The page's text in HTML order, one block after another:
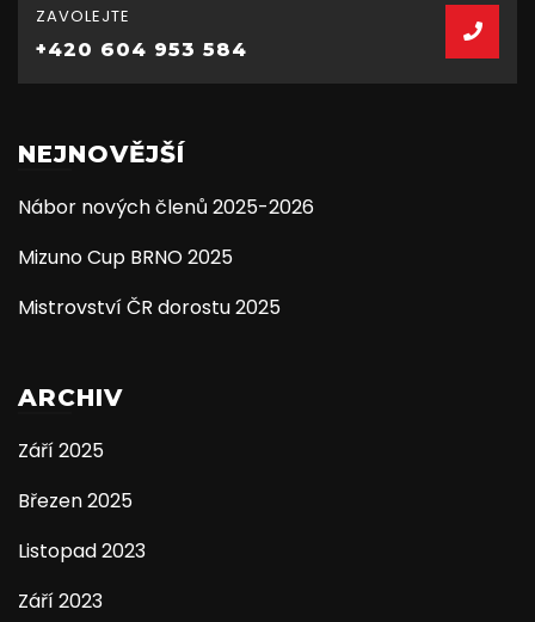
ZAVOLEJTE
+420 604 953 584
NEJNOVĚJŠÍ
Nábor nových členů 2025-2026
Mizuno Cup BRNO 2025
Mistrovství ČR dorostu 2025
ARCHIV
Září 2025
Březen 2025
Listopad 2023
Září 2023